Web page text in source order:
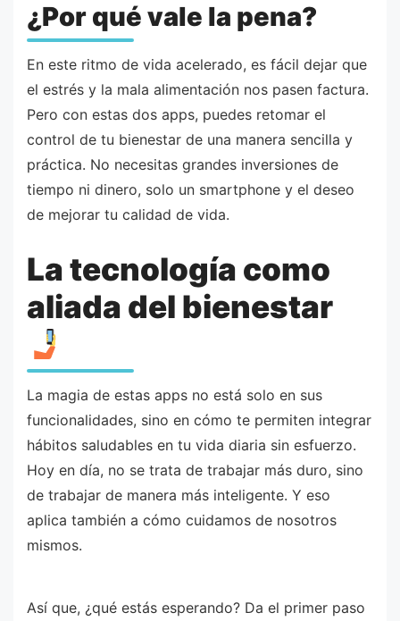
¿Por qué vale la pena?
En este ritmo de vida acelerado, es fácil dejar que
el estrés y la mala alimentación nos pasen factura.
Pero con estas dos apps, puedes retomar el
control de tu bienestar de una manera sencilla y
práctica. No necesitas grandes inversiones de
tiempo ni dinero, solo un smartphone y el deseo
de mejorar tu calidad de vida.
La tecnología como
aliada del bienestar
La magia de estas apps no está solo en sus
funcionalidades, sino en cómo te permiten integrar
hábitos saludables en tu vida diaria sin esfuerzo.
Hoy en día, no se trata de trabajar más duro, sino
de trabajar de manera más inteligente. Y eso
aplica también a cómo cuidamos de nosotros
mismos.
Así que, ¿qué estás esperando? Da el primer paso